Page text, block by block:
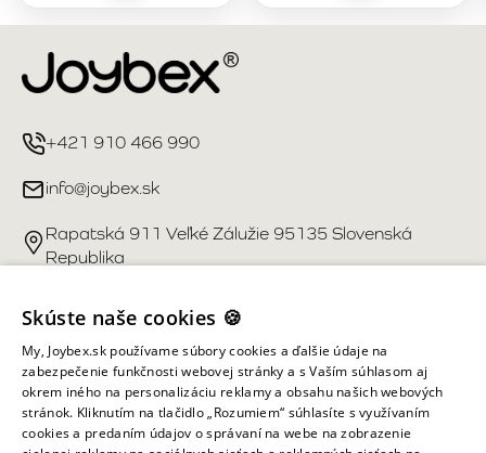
+421 910 466 990
info@joybex.sk
Rapatská 911 Veľké Zálužie 95135 Slovenská
Republika
Užitočné odkazy
Účet
Informácie obchodu
Skúste naše cookies 🍪
My, Joybex.sk používame súbory cookies a ďalšie údaje na
zabezpečenie funkčnosti webovej stránky a s Vaším súhlasom aj
okrem iného na personalizáciu reklamy a obsahu našich webových
stránok. Kliknutím na tlačidlo „Rozumiem“ súhlasíte s využívaním
cookies a predaním údajov o správaní na webe na zobrazenie